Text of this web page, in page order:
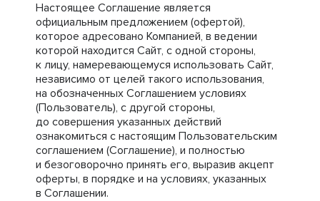
Настоящее Соглашение является
официальным предложением (офертой),
которое адресовано Компанией, в ведении
которой находится Сайт, с одной стороны,
к лицу, намеревающемуся использовать Сайт,
независимо от целей такого использования,
на обозначенных Соглашением условиях
(Пользователь), с другой стороны,
до совершения указанных действий
ознакомиться с настоящим Пользовательским
соглашением (Соглашение), и полностью
и безоговорочно принять его, выразив акцепт
оферты, в порядке и на условиях, указанных
в Соглашении.